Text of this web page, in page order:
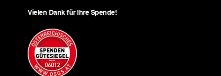
Vielen Dank für Ihre Spende!